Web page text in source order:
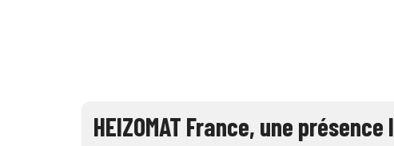
HEIZOMAT France, une